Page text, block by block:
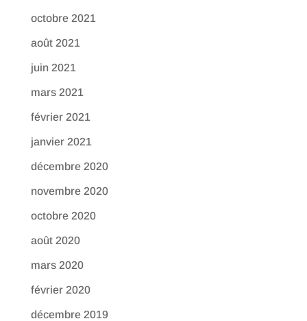
octobre 2021
août 2021
juin 2021
mars 2021
février 2021
janvier 2021
décembre 2020
novembre 2020
octobre 2020
août 2020
mars 2020
février 2020
décembre 2019